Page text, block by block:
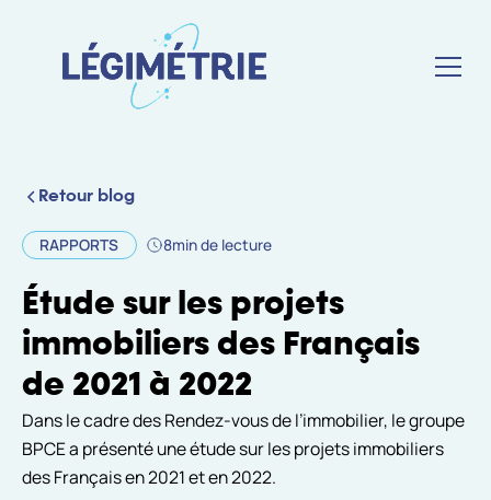
Retour blog
RAPPORTS 8min de lecture
Étude sur les projets
immobiliers des Français
de 2021 à 2022
Dans le cadre des Rendez-vous de l’immobilier, le groupe
BPCE a présenté une étude sur les projets immobiliers
des Français en 2021 et en 2022.